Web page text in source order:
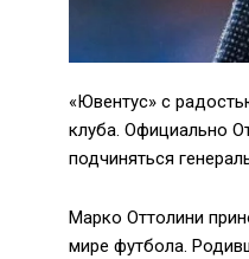
«Ювентус» с
клуба. Официально
подчиняться
Марко Оттолини
мире футбола.